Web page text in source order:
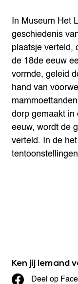
In Museum Het
geschiedenis
plaatsje verteld,
de 18de eeuw
vormde, geleid
hand van
dorp gemaakt
eeuw, wordt de
verteld. In de
Ken jij iemand
Deel op